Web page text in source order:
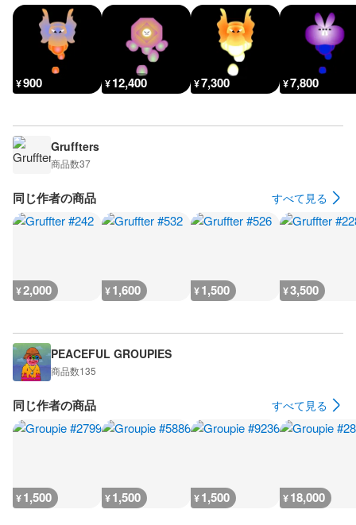
¥900 ¥12,400 ¥7,300 ¥7,800
Gruffters
商品数37
同じ作者の商品 すべて見る
¥2,000 ¥1,600 ¥1,500 ¥3,500
PEACEFUL GROUPIES
商品数135
同じ作者の商品 すべて見る
¥1,500 ¥1,500 ¥1,500 ¥18,000